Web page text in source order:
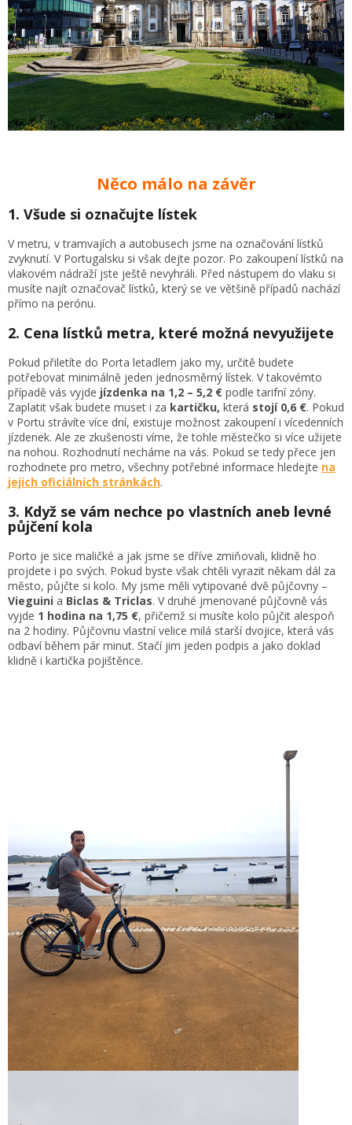
Něco málo na závěr
1. Všude si označujte lístek
V metru, v tramvajích a autobusech jsme na označování lístků
zvyknutí. V Portugalsku si však dejte pozor. Po zakoupení lístků na
vlakovém nádraží jste ještě nevyhráli. Před nástupem do vlaku si
musíte najít označovač lístků, který se ve většině případů nachází
přímo na perónu.
2. Cena lístků metra, které možná nevyužijete
Pokud přiletíte do Porta letadlem jako my, určitě budete
potřebovat minimálně jeden jednosměrný lístek. V takovémto
případě vás vyjde jízdenka na 1,2 – 5,2 € podle tarifní zóny.
Zaplatit však budete muset i za kartičku, která stojí 0,6 €. Pokud
v Portu strávíte více dní, existuje možnost zakoupení i vícedenních
jízdenek. Ale ze zkušenosti víme, že tohle městečko si více užijete
na nohou. Rozhodnutí necháme na vás. Pokud se tedy přece jen
rozhodnete pro metro, všechny potřebné informace hledejte na
jejich oficiálních stránkách.
3. Když se vám nechce po vlastních aneb levné
půjčení kola
Porto je sice maličké a jak jsme se dříve zmiňovali, klidně ho
projdete i po svých. Pokud byste však chtěli vyrazit někam dál za
město, půjčte si kolo. My jsme měli vytipované dvě půjčovny –
Vieguini a Biclas & Triclas. V druhé jmenované půjčovně vás
vyjde 1 hodina na 1,75 €, přičemž si musíte kolo půjčit alespoň
na 2 hodiny. Půjčovnu vlastní velice milá starší dvojice, která vás
odbaví během pár minut. Stačí jim jeden podpis a jako doklad
klidně i kartička pojištěnce.